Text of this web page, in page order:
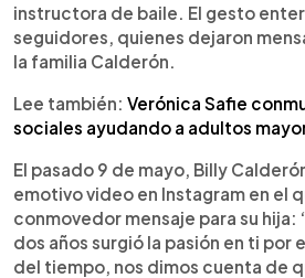
instructora de baile. El gesto
seguidores, quienes dejaron
la familia Calderón.
Lee también: Verónica Safie
sociales ayudando a adultos
El pasado 9 de mayo, Billy
emotivo video en Instagram en el
conmovedor mensaje para su hija:
dos años surgió la pasión en ti por
del tiempo, nos dimos cuenta de